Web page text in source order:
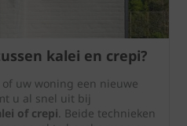
kalei en crepi?
uw woning een nieuwe
u al snel uit bij
of crepi. Beide technieken